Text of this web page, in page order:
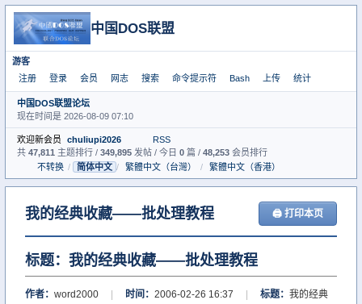
中国DOS联盟
游客
注册
登录 会员 网志 搜索 命令提示符 Bash 上传 统计
中国DOS联盟论坛
现在时间是 2026-08-09 07:10
欢迎新会员 chuliupi2026
RSS
共 47,811 主题排行 / 349,895 发帖 / 今日 0 篇 / 48,253 会员排行
不转换 / 简体中文 / 繁體中文（台灣） / 繁體中文（香港）
我的经典收藏——批处理教程 🖨 打印本页
标题：我的经典收藏——批处理教程
作者： word2000 时间： 2006-02-26 16:37 标题： 我的经典